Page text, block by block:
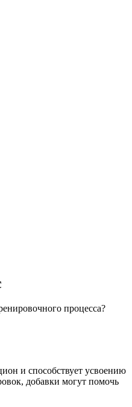
процесса?
и способствует усвоению
добавки могут помочь